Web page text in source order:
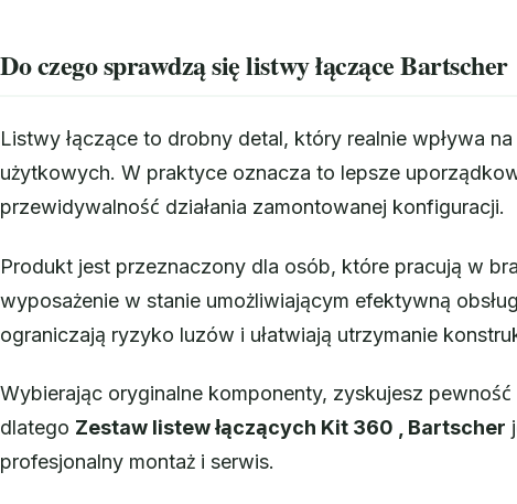
Do czego sprawdzą się listwy łączące Bartscher
Listwy łączące to drobny detal, który realnie wpływa
użytkowych. W praktyce oznacza to lepsze
przewidywalność działania zamontowanej konfiguracji.
Produkt jest przeznaczony dla osób, które pracują w
wyposażenie w stanie umożliwiającym efektywną
ograniczają ryzyko luzów i ułatwiają utrzymanie
Wybierając oryginalne komponenty, zyskujesz
dlatego Zestaw listew łączących Kit 360 , Bartscher
profesjonalny montaż i serwis.